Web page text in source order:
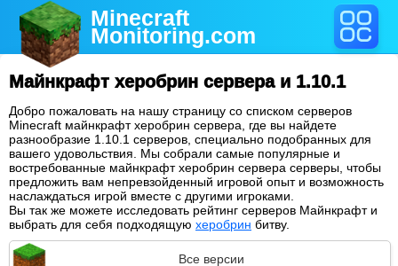
Minecraft
Monitoring.com
Майнкрафт херобрин сервера и 1.10.1
Добро пожаловать на нашу страницу со списком серверов
Minecraft майнкрафт херобрин сервера, где вы найдете
разнообразие 1.10.1 серверов, специально подобранных для
вашего удовольствия. Мы собрали самые популярные и
востребованные майнкрафт херобрин сервера серверы, чтобы
предложить вам непревзойденный игровой опыт и возможность
наслаждаться игрой вместе с другими игроками.
Вы так же можете исследовать рейтинг серверов Майнкрафт и
выбрать для себя подходящую херобрин битву.
Все версии